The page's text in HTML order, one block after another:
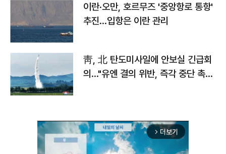
이란·오만, 호르무즈 '중앙항로 통항'
추진…입항은 이란 관리
靑, 北 탄도미사일에 안보실 긴급회
의…"유엔 결의 위반, 즉각 중단 촉
arrow_forward_ios 더보기